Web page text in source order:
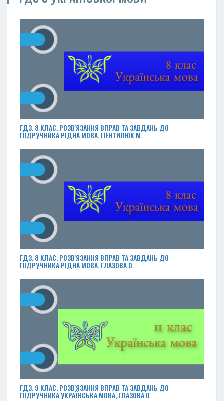
ГДЗ. 8 КЛАС. РОЗВ'ЯЗАННЯ ВПРАВ ТА ЗАВДАНЬ ДО
ПІДРУЧНИКА РІДНА МОВА, ПЕНТИЛЮК М.
ГДЗ. 8 КЛАС. РОЗВ'ЯЗАННЯ ВПРАВ ТА ЗАВДАНЬ ДО
ПІДРУЧНИКА РІДНА МОВА, ГЛАЗОВА О.
ГДЗ. 9 КЛАС. РОЗВ'ЯЗАННЯ ВПРАВ ТА ЗАВДАНЬ ДО
ПІДРУЧНИКА УКРАЇНСЬКА МОВА, ГЛАЗОВА О.